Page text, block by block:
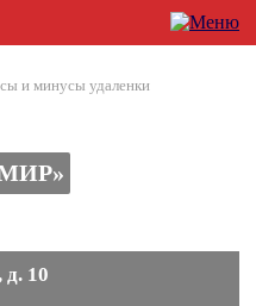
и минусы удаленки
10